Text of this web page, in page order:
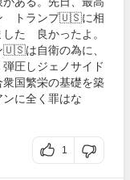
トランプ🇺🇸に相
た 良かったよ。
🇺🇸は自衛の為に、
圧しジェノサイド
国繁栄の基礎を築
に全く罪はな
1